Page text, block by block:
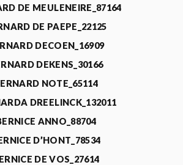
DE MEULENEIRE_87164
DE PAEPE_22125
DECOEN_16909
DEKENS_30166
NOTE_65114
DREELINCK_132011
ANNO_88704
D’HONT_78534
DE VOS_27614